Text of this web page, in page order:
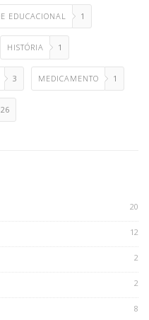
EDUCACIONAL 1
HISTÓRIA 1
3 MEDICAMENTO 1
26
20
12
2
2
8